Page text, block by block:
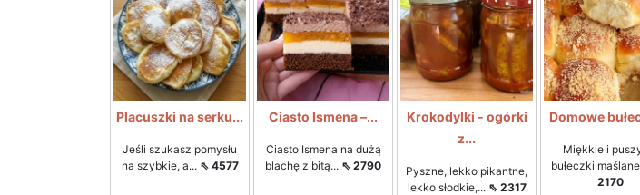
Placuszki na serku...
Jeśli szukasz pomysłu
na szybkie, a... ⇖ 4577
Ciasto Ismena –...
Ciasto Ismena na dużą
blachę z bitą... ⇖ 2790
Krokodylki - ogórki
z...
Pyszne, lekko pikantne,
lekko słodkie,... ⇖ 2317
Domowe
Miękkie i
bułeczki
2170